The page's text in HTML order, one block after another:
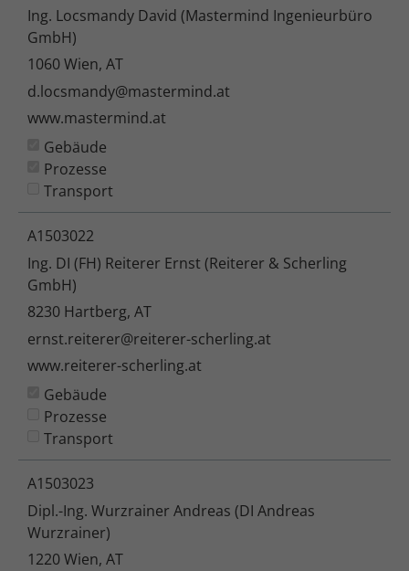
Ing. Locsmandy David (Mastermind Ingenieurbüro
GmbH)
1060 Wien, AT
d.locsmandy@mastermind.at
www.mastermind.at
Gebäude
Prozesse
Transport
A1503022
Ing. DI (FH) Reiterer Ernst (Reiterer & Scherling
GmbH)
8230 Hartberg, AT
ernst.reiterer@reiterer-scherling.at
www.reiterer-scherling.at
Gebäude
Prozesse
Transport
A1503023
Dipl.-Ing. Wurzrainer Andreas (DI Andreas
Wurzrainer)
1220 Wien, AT